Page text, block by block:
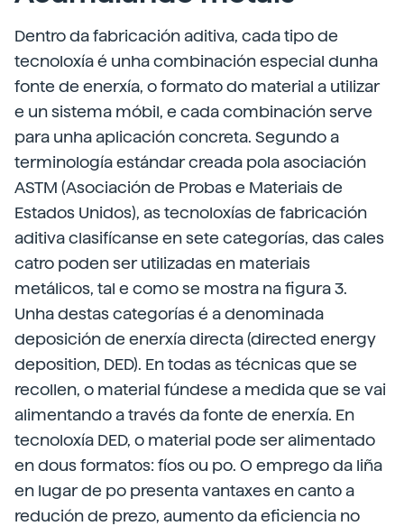
Dentro da fabricación aditiva, cada tipo de
tecnoloxía é unha combinación especial dunha
fonte de enerxía, o formato do material a utilizar
e un sistema móbil, e cada combinación serve
para unha aplicación concreta. Segundo a
terminología estándar creada pola asociación
ASTM (Asociación de Probas e Materiais de
Estados Unidos), as tecnoloxías de fabricación
aditiva clasifícanse en sete categorías, das cales
catro poden ser utilizadas en materiais
metálicos, tal e como se mostra na figura 3.
Unha destas categorías é a denominada
deposición de enerxía directa (directed energy
deposition, DED). En todas as técnicas que se
recollen, o material fúndese a medida que se vai
alimentando a través da fonte de enerxía. En
tecnoloxía DED, o material pode ser alimentado
en dous formatos: fíos ou po. O emprego da liña
en lugar de po presenta vantaxes en canto a
redución de prezo, aumento da eficiencia no